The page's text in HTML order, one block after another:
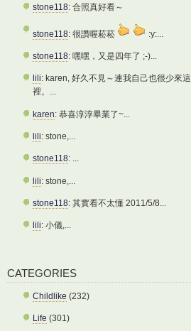
stone118: 合照真好看～
stone118: 很讚喔菘菘 :y:...
stone118: 嘿嘿，又是四年了 ;-)...
lili: karen, 好久不見～連我自己也很少來這
裡。...
karen: 恭喜淳淳畢業了~...
lili: stone,...
stone118: ...
lili: stone,...
stone118: 其實看不太懂 2011/5/8...
lili: 小儀,...
CATEGORIES
Childlike (232)
Life (301)